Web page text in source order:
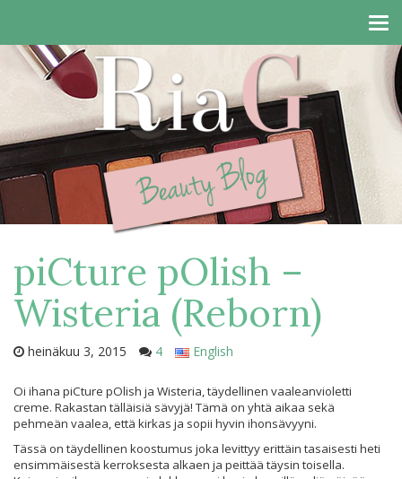
piCture pOlish –
Wisteria (Reborn)
heinäkuu 3, 2015 4 English
Oi ihana piCture pOlish ja Wisteria, täydellinen vaaleanvioletti
creme. Rakastan tälläisiä sävyjä! Tämä on yhtä aikaa sekä
pehmeän vaalea, että kirkas ja sopii hyvin ihonsävyyni.
Tässä on täydellinen koostumus joka levittyy erittäin tasaisesti heti
ensimmäisestä kerroksesta alkaen ja peittää täysin toisella.